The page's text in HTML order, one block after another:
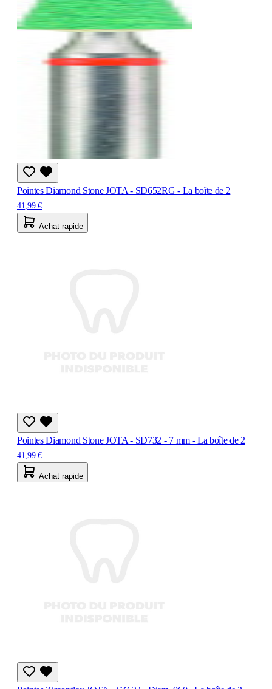
Pointes Diamond Stone JOTA - SD652RG - La boîte de 2
41,99 €
Achat rapide
Pointes Diamond Stone JOTA - SD732 - 7 mm - La boîte de 2
41,99 €
Achat rapide